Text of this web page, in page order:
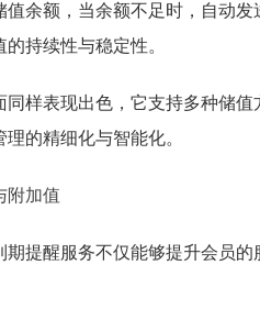
余额，当余额不足时，自动发
持续性与稳定性。
样表现出色，它支持多种储
的精细化与智能化。
附加值
提醒服务不仅能够提升会员